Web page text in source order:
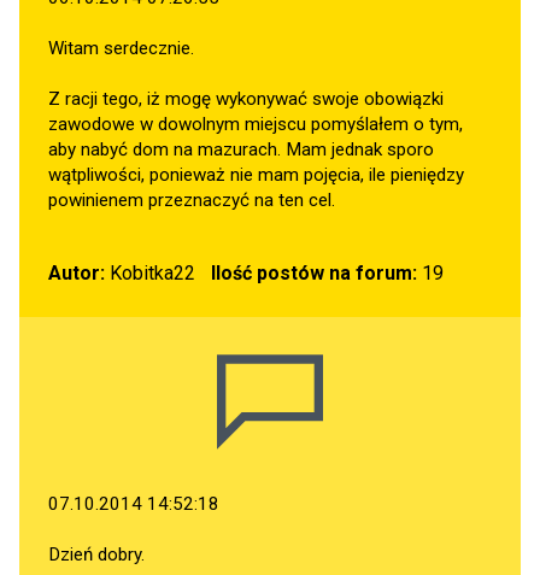
Witam serdecznie.
Z racji tego, iż mogę wykonywać swoje obowiązki
zawodowe w dowolnym miejscu pomyślałem o tym,
aby nabyć dom na mazurach. Mam jednak sporo
wątpliwości, ponieważ nie mam pojęcia, ile pieniędzy
powinienem przeznaczyć na ten cel.
Autor: Kobitka22 Ilość postów na forum:19
07.10.2014 14:52:18
Dzień dobry.